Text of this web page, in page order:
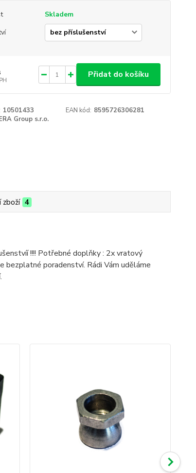
Skladem
Přidat do košíku
10501433 EAN kód: 8595726306281
Group s.r.o.
zboží 4
!!!! Potřebné doplňky : 2x vratový
bezplatné poradenství. Rádi Vám uděláme